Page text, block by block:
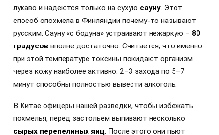
лукаво и надеются только на сухую сауну. Этот
способ опохмела в Финляндии почему-то называют
русским. Сауну «с бодуна» устраивают нежаркую – 80
градусов вполне достаточно. Считается, что именно
при этой температуре токсины покидают организм
через кожу наиболее активно: 2–3 захода по 5–7
минут способны полностью вывести алкоголь.
В Китае офицеры нашей разведки, чтобы избежать
похмелья, перед застольем выпивают несколько
сырых перепелиных яиц. После этого они пьют